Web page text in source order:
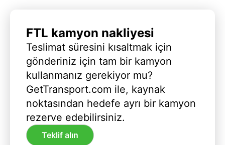
FTL kamyon nakliyesi
Teslimat süresini kısaltmak için
gönderiniz için tam bir kamyon
kullanmanız gerekiyor mu?
GetTransport.com ile, kaynak
noktasından hedefe ayrı bir kamyon
rezerve edebilirsiniz.
Teklif alın